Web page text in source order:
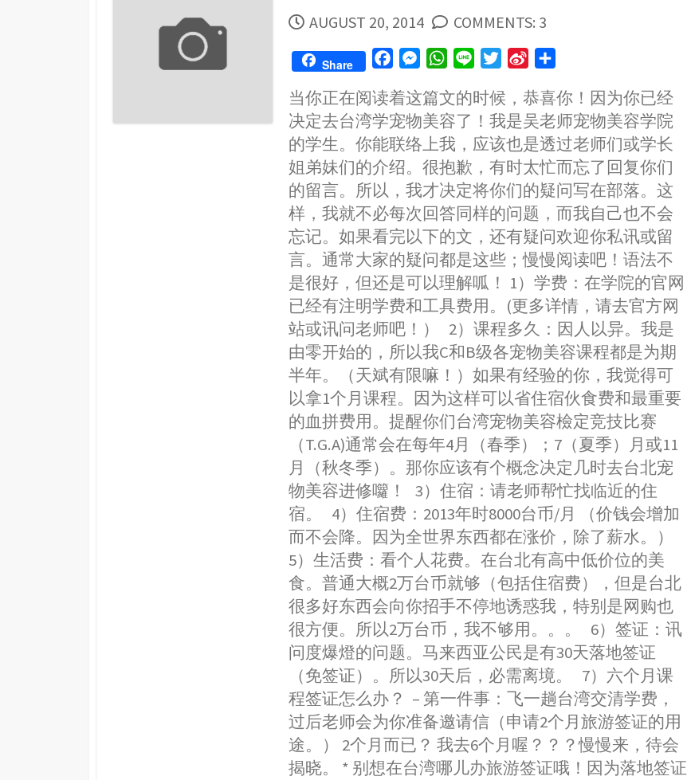
PUBLISHED
DATE
AUGUST 20, 2014 COMMENTS: 3
Share
c
e
b
o
k
s
s
e
n
g
e
r
W
a
t
s
A
p
p
n
e
i
t
t
e
r
n
a
W
e
i
b
o
a
r
e
当你正在阅读着这篇文的时候，恭喜你！因为你已经
决定去台湾学宠物美容了！我是吴老师宠物美容学院
的学生。你能联络上我，应该也是透过老师们或学长
姐弟妹们的介绍。很抱歉，有时太忙而忘了回复你们
的留言。所以，我才决定将你们的疑问写在部落。这
样，我就不必每次回答同样的问题，而我自己也不会
忘记。如果看完以下的文，还有疑问欢迎你私讯或留
言。通常大家的疑问都是这些；慢慢阅读吧！语法不
是很好，但还是可以理解呱！ 1）学费：在学院的官网
已经有注明学费和工具费用。(更多详情，请去官方网
站或讯问老师吧！） 2）课程多久：因人以异。我是
由零开始的，所以我C和B级各宠物美容课程都是为期
半年。（天斌有限嘛！）如果有经验的你，我觉得可
以拿1个月课程。因为这样可以省住宿伙食费和最重要
的血拼费用。提醒你们台湾宠物美容檢定竞技比赛
（T.G.A)通常会在每年4月（春季）；7（夏季）月或11
月（秋冬季）。那你应该有个概念决定几时去台北宠
物美容进修囖！ 3）住宿：请老师帮忙找临近的住
宿。 4）住宿费：2013年时8000台币/月 （价钱会增加
而不会降。因为全世界东西都在涨价，除了薪水。）
5）生活费：看个人花费。在台北有高中低价位的美
食。普通大概2万台币就够（包括住宿费），但是台北
很多好东西会向你招手不停地诱惑我，特别是网购也
很方便。所以2万台币，我不够用。。。 6）签证：讯
问度爆燈的问题。马来西亚公民是有30天落地签证
（免签证）。所以30天后，必需离境。 7）六个月课
程签证怎么办？ – 第一件事：飞一趟台湾交清学费，
过后老师会为你准备邀请信（申请2个月旅游签证的用
途。） 2个月而已？ 我去6个月喔？？？慢慢来，待会
揭晓。 * 别想在台湾哪儿办旅游签证哦！因为落地签证